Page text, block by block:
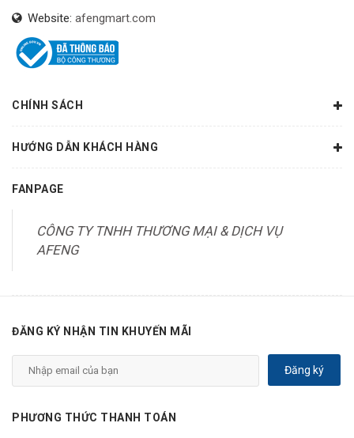
Website: afengmart.com
CHÍNH SÁCH
HƯỚNG DẪN KHÁCH HÀNG
FANPAGE
CÔNG TY TNHH THƯƠNG MẠI & DỊCH VỤ
AFENG
ĐĂNG KÝ NHẬN TIN KHUYẾN MÃI
Đăng ký
PHƯƠNG THỨC THANH TOÁN